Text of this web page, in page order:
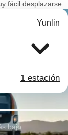
fácil desplazarse.
Yunlin
1 estación
bajo: